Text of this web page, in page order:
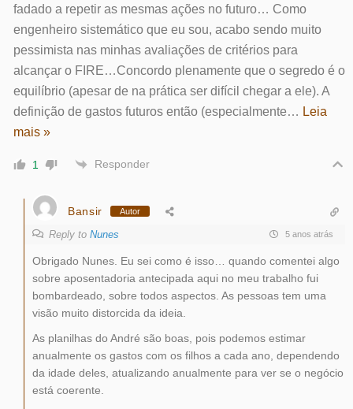
fadado a repetir as mesmas ações no futuro… Como
engenheiro sistemático que eu sou, acabo sendo muito
pessimista nas minhas avaliações de critérios para
alcançar o FIRE…Concordo plenamente que o segredo é o
equilíbrio (apesar de na prática ser difícil chegar a ele). A
definição de gastos futuros então (especialmente… Leia
mais »
1 Responder
Bansir Autor
Reply to Nunes 5 anos atrás
Obrigado Nunes. Eu sei como é isso… quando comentei algo
sobre aposentadoria antecipada aqui no meu trabalho fui
bombardeado, sobre todos aspectos. As pessoas tem uma
visão muito distorcida da ideia.
As planilhas do André são boas, pois podemos estimar
anualmente os gastos com os filhos a cada ano, dependendo
da idade deles, atualizando anualmente para ver se o negócio
está coerente.